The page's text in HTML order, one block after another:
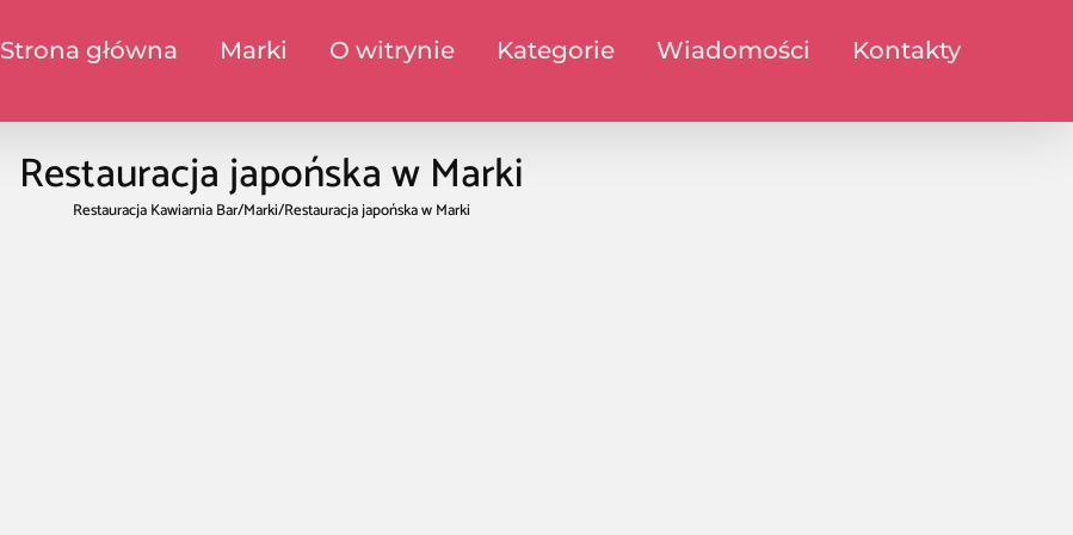
Strona główna Marki O witrynie Kategorie Wiadomości Kontakty
Restauracja japońska w Marki
Restauracja Kawiarnia Bar/Marki/Restauracja japońska w Marki